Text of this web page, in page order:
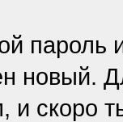
пароль
новый.
и скоро